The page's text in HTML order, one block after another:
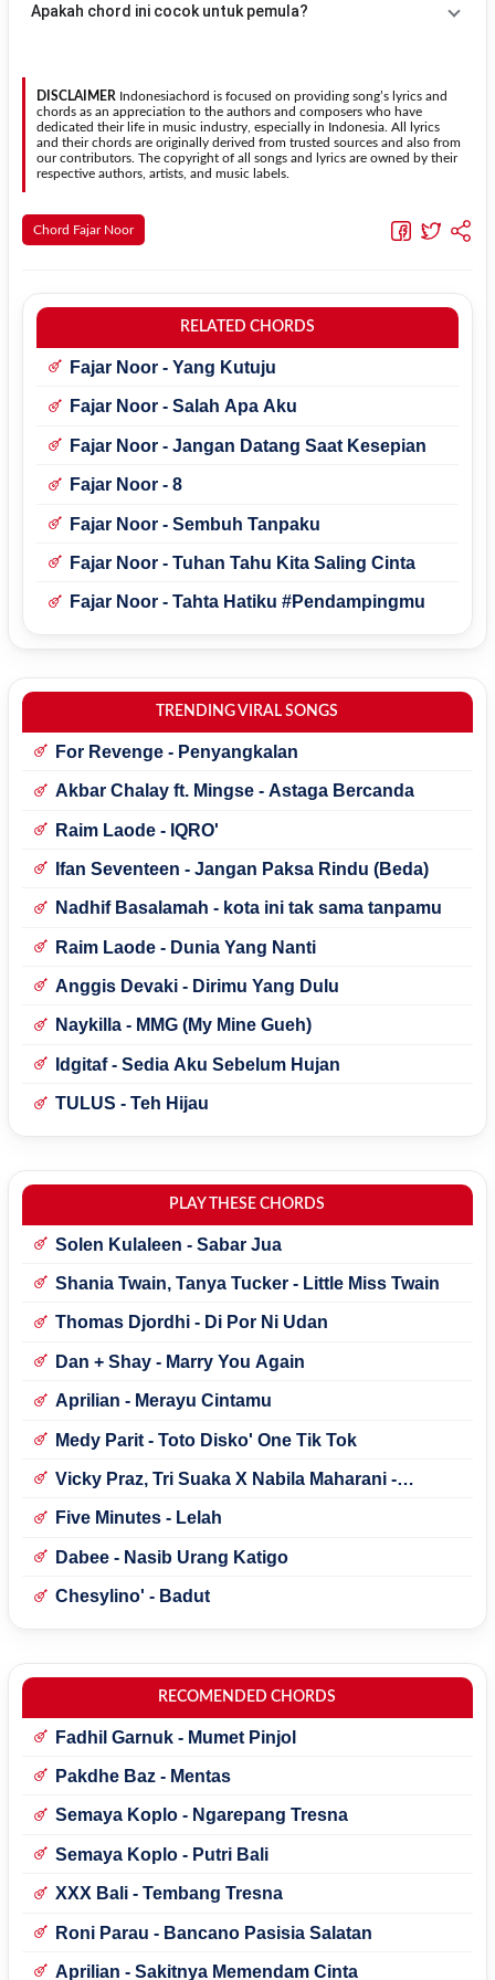
kebutuhan.
Transpose (bawah)untuk menurunkan nada. Seluruh chord akan
Apakah chord ini cocok untuk pemula?
dipelajari oleh pemula tanpa menghilangkan struktur dasar lagu.
DISCLAIMER Indonesiachord is focused on providing song’s lyrics and
chords as an appreciation to the authors and composers who have
dedicated their life in music industry, especially in Indonesia. All lyrics
and their chords are originally derived from trusted sources and also from
our contributors. The copyright of all songs and lyrics are owned by their
respective authors, artists, and music labels.
Chord Fajar Noor
RELATED CHORDS
Fajar Noor - Yang Kutuju
Fajar Noor - Salah Apa Aku
Fajar Noor - Jangan Datang Saat Kesepian
Fajar Noor - 8
Fajar Noor - Sembuh Tanpaku
Fajar Noor - Tuhan Tahu Kita Saling Cinta
Fajar Noor - Tahta Hatiku #Pendampingmu
TRENDING VIRAL SONGS
For Revenge - Penyangkalan
Akbar Chalay ft. Mingse - Astaga Bercanda
Raim Laode - IQRO'
Ifan Seventeen - Jangan Paksa Rindu (Beda)
Nadhif Basalamah - kota ini tak sama tanpamu
Raim Laode - Dunia Yang Nanti
Anggis Devaki - Dirimu Yang Dulu
Naykilla - MMG (My Mine Gueh)
Idgitaf - Sedia Aku Sebelum Hujan
TULUS - Teh Hijau
PLAY THESE CHORDS
Solen Kulaleen - Sabar Jua
Shania Twain, Tanya Tucker - Little Miss Twain
Thomas Djordhi - Di Por Ni Udan
Dan + Shay - Marry You Again
Aprilian - Merayu Cintamu
Medy Parit - Toto Disko' One Tik Tok
Vicky Praz, Tri Suaka X Nabila Maharani -
Five Minutes - Lelah
Dabee - Nasib Urang Katigo
Chesylino' - Badut
RECOMENDED CHORDS
Fadhil Garnuk - Mumet Pinjol
Pakdhe Baz - Mentas
Semaya Koplo - Ngarepang Tresna
Semaya Koplo - Putri Bali
XXX Bali - Tembang Tresna
Roni Parau - Bancano Pasisia Salatan
Aprilian - Sakitnya Memendam Cinta